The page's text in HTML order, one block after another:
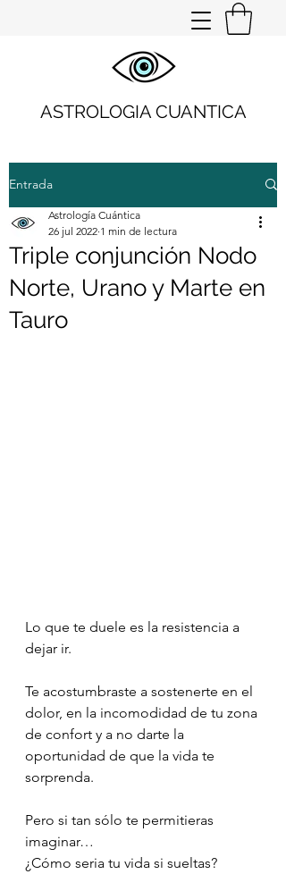
ASTROLOGIA CUANTICA
Entrada
Triple conjunción Nodo
Norte, Urano y Marte en
Tauro
Astrología Cuántica
26 jul 2022 1 min de lectura
Lo que te duele es la resistencia a
dejar ir.
Te acostumbraste a sostenerte en el
dolor, en la incomodidad de tu zona
de confort y a no darte la
oportunidad de que la vida te
sorprenda.
Pero si tan sólo te permitieras
imaginar…
¿Cómo seria tu vida si sueltas?